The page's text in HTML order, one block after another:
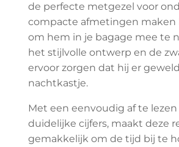
de perfecte metgezel voor
compacte afmetingen
om hem in je bagage mee te
het stijlvolle ontwerp en de
ervoor zorgen dat hij er
nachtkastje.
Met een eenvoudig af te
duidelijke cijfers, maakt deze
gemakkelijk om de tijd bij te